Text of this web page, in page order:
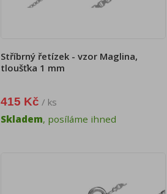
Stříbrný řetízek - vzor Maglina,
tloušťka 1 mm
415 Kč / ks
Skladem, posíláme ihned